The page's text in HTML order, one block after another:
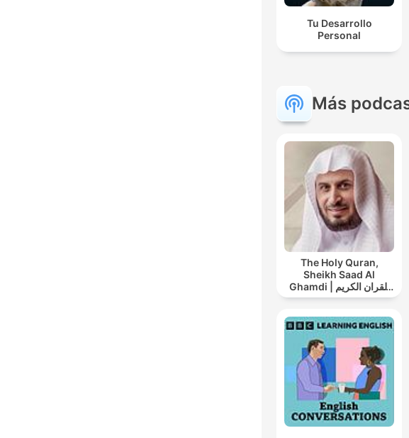
Tu Desarrollo
Personal
Más
The Holy Quran,
Sheikh Saad Al
Ghamdi | القران الكريم
سعد الغامدي